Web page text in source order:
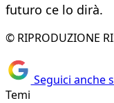
futuro ce lo dirà.
© RIPRODUZIONE
Seguici anche
Temi